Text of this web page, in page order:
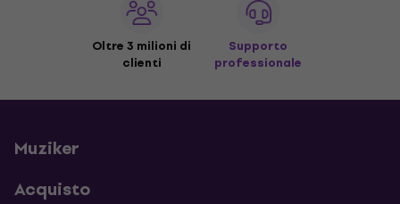
Oltre 3 milioni di
clienti
Supporto
professionale
Muziker
Acquisto